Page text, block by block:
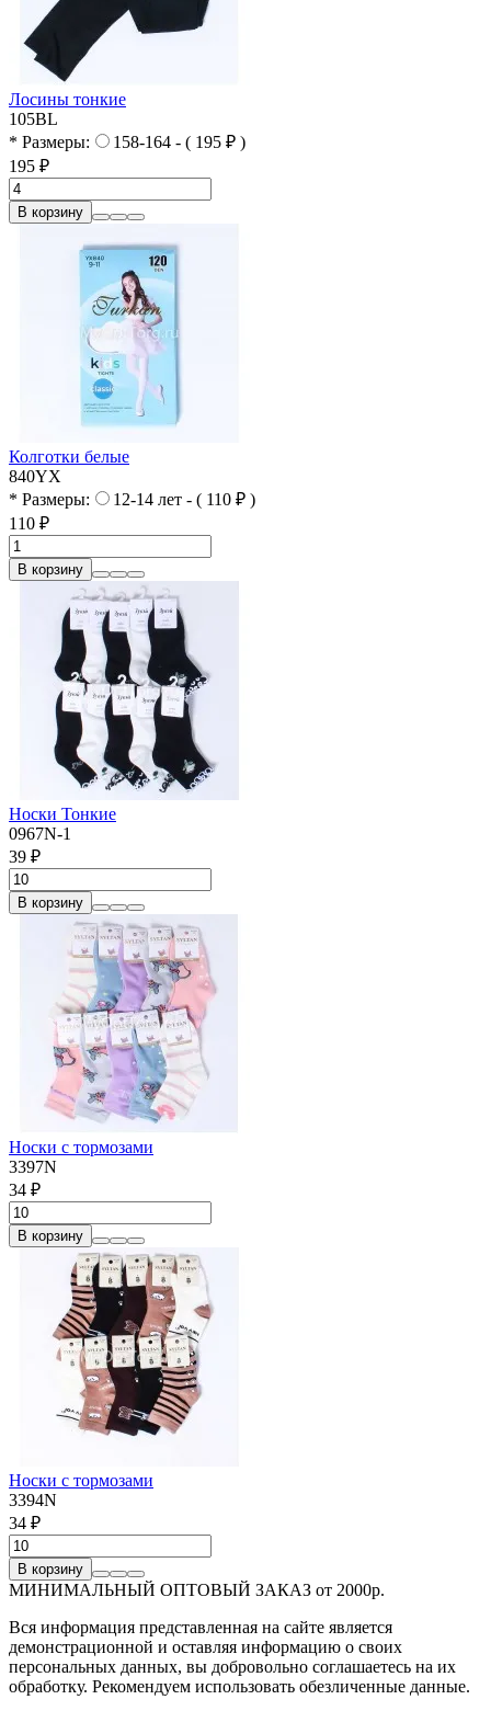
Лосины тонкие
105BL
* Размеры:
158-164 - ( 195 ₽ )
195 ₽
В корзину
Колготки белые
840YX
* Размеры:
12-14 лет - ( 110 ₽ )
110 ₽
В корзину
Носки Тонкие
0967N-1
39 ₽
В корзину
Носки с тормозами
3397N
34 ₽
В корзину
Носки с тормозами
3394N
34 ₽
В корзину
МИНИМАЛЬНЫЙ ОПТОВЫЙ ЗАКАЗ от 2000р.
Вся информация представленная на сайте является
демонстрационной и оставляя информацию о своих
персональных данных, вы добровольно соглашаетесь на их
обработку. Рекомендуем использовать обезличенные данные.